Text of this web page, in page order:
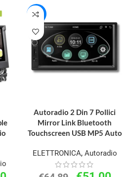
-21%
Autoradio 2 Din 7 Pollici
Mirror Link Bluetooth
Touchscreen USB MP5 Auto
ELETTRONICA, Autoradio